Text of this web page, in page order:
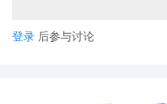
可以想见 Facebook 数据泄
闻给各大科技公司带来了怎样
登录 后参与讨论